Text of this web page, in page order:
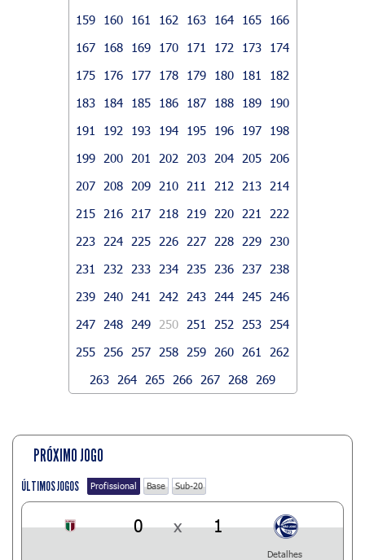
159
160 161 162 163 164 165
166
167
168 169 170 171 172 173
174
175
176 177 178 179 180 181
182
183
184 185 186 187 188 189
190
191
192 193 194 195 196 197
198
199
200 201 202 203 204 205
206
207
208 209 210 211 212 213
214
215
216 217 218 219 220 221
222
223
224 225 226 227 228 229
230
231
232 233 234 235 236 237
238
239
240 241 242 243 244 245
246
247
248 249 250 251 252 253
254
255
256 257 258 259 260 261
262
263
264 265 266 267 268 269
PRÓXIMO JOGO
ÚLTIMOS JOGOS Profissional Base Sub-20
0 x 1
Detalhes